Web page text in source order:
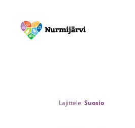
content
Lajittele:Suosio